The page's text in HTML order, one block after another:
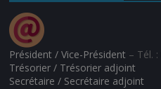
Président / Vice-Président – Tél. :
Trésorier / Trésorier adjoint
Secrétaire / Secrétaire adjoint